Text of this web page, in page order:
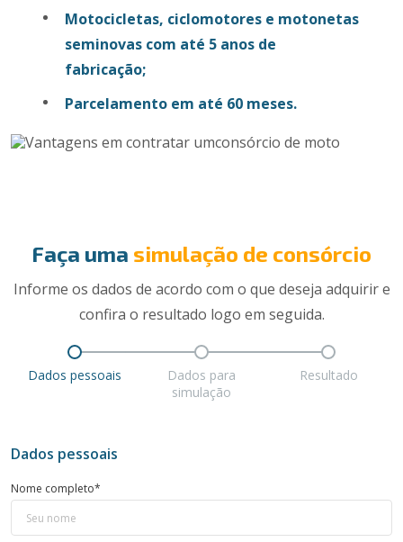
Motocicletas, ciclomotores e motonetas
seminovas com até 5 anos de
fabricação;
Parcelamento em até 60 meses.
Faça uma simulação de consórcio
Informe os dados de acordo com o que deseja adquirir e
confira o resultado logo em seguida.
Dados pessoais
Dados para
simulação
Resultado
Dados pessoais
Nome completo*